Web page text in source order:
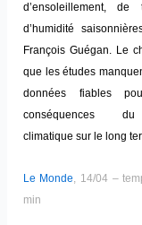
d’ensoleillement, de
d’humidité
François Guégan. Le
que les études
données fiables
conséquences
climatique sur le long
Le Monde, 14/04 –
min